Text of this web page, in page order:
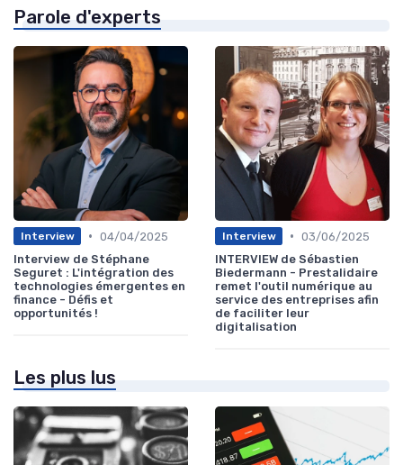
Parole d'experts
Interview • 04/04/2025
Interview de Stéphane
Seguret : L'intégration des
technologies émergentes en
finance - Défis et
opportunités !
Interview • 03/06/2025
INTERVIEW de Sébastien
Biedermann - Prestalidaire
remet l'outil numérique au
service des entreprises afin
de faciliter leur
digitalisation
Les plus lus